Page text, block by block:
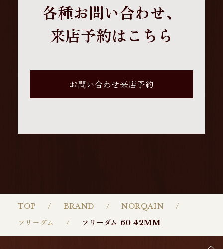
TOP BRAND
NORQAIN
フリーダム
フリーダム 60 42MM
各種お問い合わせ、
来店予約はこちら
お問い合わせ来店予約